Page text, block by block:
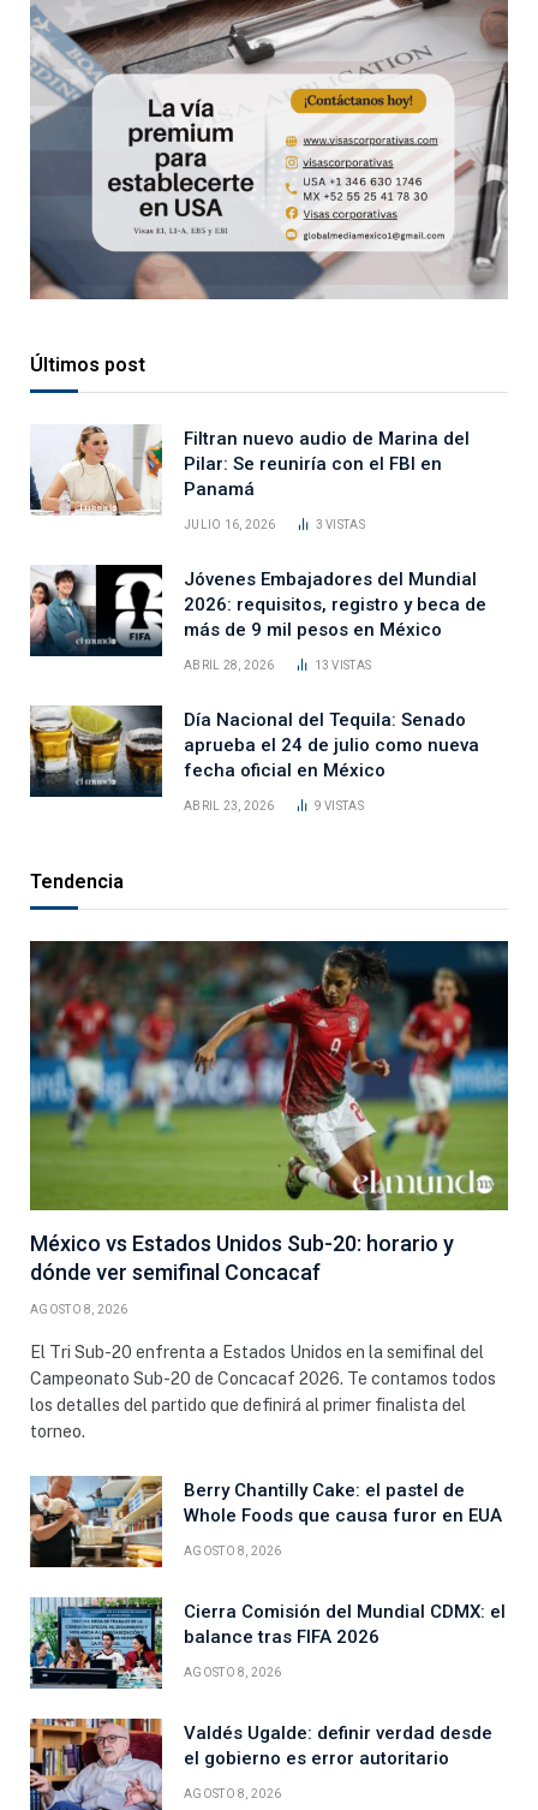
Últimos post
Filtran nuevo audio de Marina del
Pilar: Se reuniría con el FBI en
Panamá
JULIO 16, 2026 3VISTAS
Jóvenes Embajadores del Mundial
2026: requisitos, registro y beca de
más de 9 mil pesos en México
ABRIL 28, 2026 13VISTAS
Día Nacional del Tequila: Senado
aprueba el 24 de julio como nueva
fecha oficial en México
ABRIL 23, 2026 9VISTAS
Tendencia
México vs Estados Unidos Sub-20: horario y
dónde ver semifinal Concacaf
AGOSTO 8, 2026
El Tri Sub-20 enfrenta a Estados Unidos en la semifinal del
Campeonato Sub-20 de Concacaf 2026. Te contamos todos
los detalles del partido que definirá al primer finalista del
torneo.
Berry Chantilly Cake: el pastel de
Whole Foods que causa furor en EUA
AGOSTO 8, 2026
Cierra Comisión del Mundial CDMX: el
balance tras FIFA 2026
AGOSTO 8, 2026
Valdés Ugalde: definir verdad desde
el gobierno es error autoritario
AGOSTO 8, 2026